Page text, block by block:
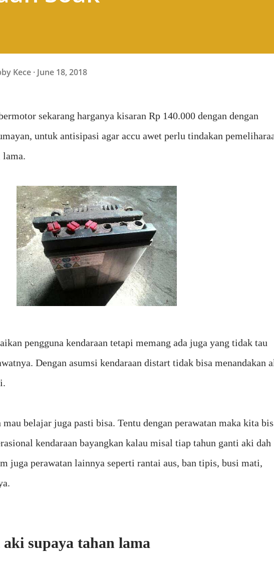
Kece June 18, 2018
sekarang harganya kisaran Rp 140.000 dengan dengan
untuk antisipasi agar accu awet perlu tindakan
lama.
pengguna kendaraan tetapi memang ada juga yang tidak tau
Dengan asumsi kendaraan distart tidak bisa menandakan
mau belajar juga pasti bisa. Tentu dengan perawatan maka kita
kendaraan bayangkan kalau misal tiap tahun ganti aki dah
juga perawatan lainnya seperti rantai aus, ban tipis, busi mati,
supaya tahan lama